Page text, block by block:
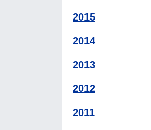
2015
2014
2013
2012
2011